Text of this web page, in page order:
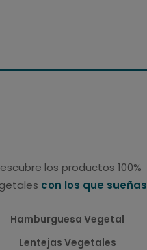
los productos 100%
con los que sueñas
Hamburguesa Vegetal
Lentejas Vegetales